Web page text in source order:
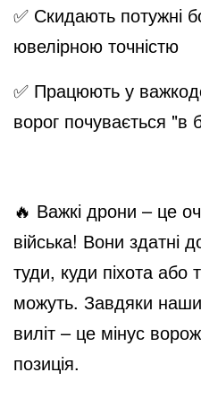
✅ Скидають потужні
ювелірною точністю
✅ Працюють у
ворог почувається "в
🔥 Важкі дрони – це
війська! Вони здатні
туди, куди піхота або
можуть. Завдяки
виліт – це мінус
позиція.